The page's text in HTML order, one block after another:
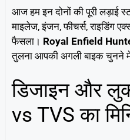
आज हम इन दोनों की पूरी लड़ाई
माइलेज, इंजन, फीचर्स, राइडिंग
फैसला। Royal Enfield
तुलना आपकी अगली बाइक चुनने
डिजाइन और
vs TVS का